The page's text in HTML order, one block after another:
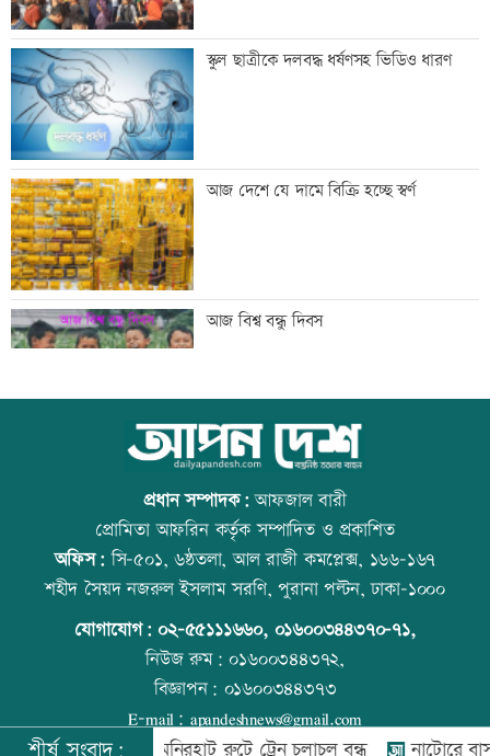
‘জুলাই জাদুঘরে কোনো ধরনের দলীয়
ইতিহাস দেখতে চাই না’
রাজনৈতিক সম্পৃক্ততা যেন পেশাগত জীবনে
বিঘ্ন না ঘটায়: প্রধানমন্ত্রী
ঠাকুরগাঁওয়ে ‘ফিল্মি কায়দায়’ পুলিশের
হেফাজত থেকে পালালেন আসামি
রংপুর-লালমনিরহাট রুটে ট্রেন চলাচল বন্ধ
নাটোরে বাস-ভুটভুটির সংঘর্ষে তিন গরু
ব্যবসায়ী নিহত
ইরান যুদ্ধ থেকে সম্মানজনকভাবে সরে আসা
উচিত: মার্কিন জেনারেল
স্কুল ছাত্রীকে দলবদ্ধ ধর্ষণসহ ভিডিও ধারণ
আজ দেশে যে দামে বিক্রি হচ্ছে স্বর্ণ
আজ বিশ্ব বন্ধু দিবস
উত্থান-পতনের বাজারে আজ স্বর্ণের ভরি কত
কোরআন-হাদিসে নামাজ না পড়ার শাস্তি
আজ স্বর্ণ-রুপা যে দামে বিক্রি হচ্ছে
প্রধান সম্পাদক:আফজাল বারী
প্রোমিতা আফরিন কর্তৃক সম্পাদিত ও প্রকাশিত
অফিস:সি-৫০১, ৬ষ্ঠতলা, আল রাজী কমপ্লেক্স, ১৬৬-১৬৭
শহীদ সৈয়দ নজরুল ইসলাম সরণি, পুরানা পল্টন, ঢাকা-১০০০
যোগাযোগ: ০২-৫৫১১১৬৬০, ০১৬০০৩৪৪৩৭০-৭১,
নিউজ রুম:০১৬০০৩৪৪৩৭২,
বিজ্ঞাপন: ০১৬০০৩৪৪৩৭৩
E-mail: apandeshnews@gmail.com
রংপুর-লালমনিরহাট রুটে ট্রেন চলাচল বন্ধ নাটোরে বাস-